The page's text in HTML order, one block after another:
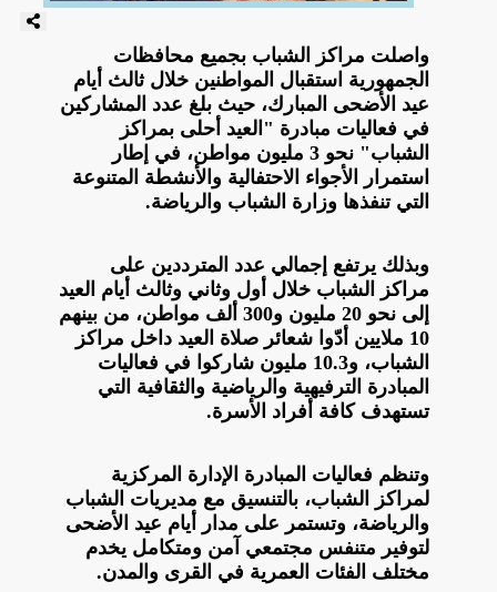
واصلت مراكز الشباب بجميع محافظات
الجمهورية استقبال المواطنين خلال ثالث أيام
عيد الأضحى المبارك، حيث بلغ عدد المشاركين
في فعاليات مبادرة "العيد أحلى بمراكز
الشباب" نحو 3 مليون مواطن، في إطار
استمرار الأجواء الاحتفالية والأنشطة المتنوعة
التي تنفذها وزارة الشباب والرياضة.
وبذلك يرتفع إجمالي عدد المترددين على
مراكز الشباب خلال أول وثاني وثالث أيام العيد
إلى نحو 20 مليون و300 ألف مواطن، من بينهم
10 ملايين أدّوا شعائر صلاة العيد داخل مراكز
الشباب، و10.3 مليون شاركوا في فعاليات
المبادرة الترفيهية والرياضية والثقافية التي
تستهدف كافة أفراد الأسرة.
وتنظم فعاليات المبادرة الإدارة المركزية
لمراكز الشباب، بالتنسيق مع مديريات الشباب
والرياضة، وتستمر على مدار أيام عيد الأضحى
لتوفير متنفس مجتمعي آمن ومتكامل يخدم
مختلف الفئات العمرية في القرى والمدن.